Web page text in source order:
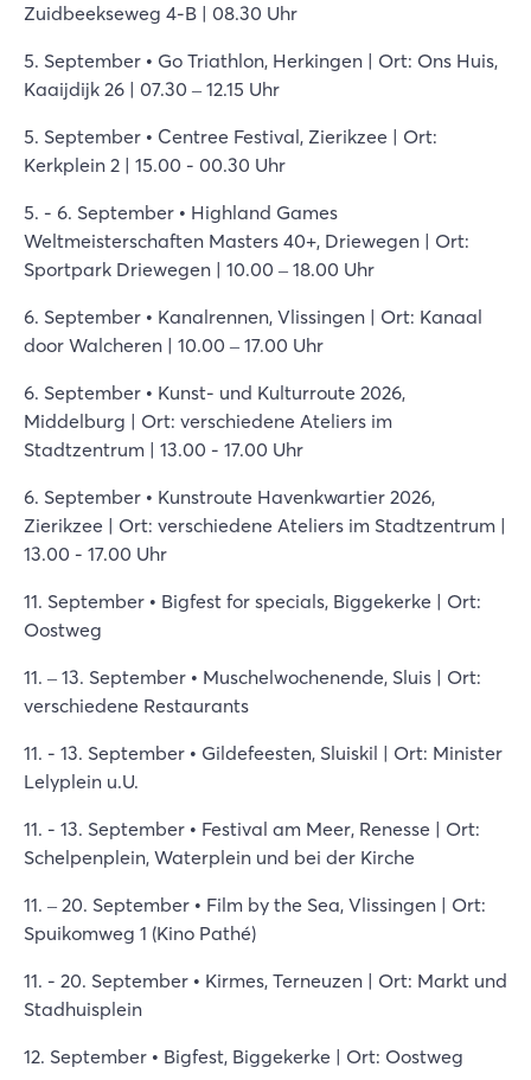
Zuidbeekseweg 4-B | 08.30 Uhr
5. September • Go Triathlon, Herkingen | Ort: Ons Huis,
Kaaijdijk 26 | 07.30 – 12.15 Uhr
5. September • Centree Festival, Zierikzee | Ort:
Kerkplein 2 | 15.00 - 00.30 Uhr
5. - 6. September • Highland Games
Weltmeisterschaften Masters 40+, Driewegen | Ort:
Sportpark Driewegen | 10.00 – 18.00 Uhr
6. September • Kanalrennen, Vlissingen | Ort: Kanaal
door Walcheren | 10.00 – 17.00 Uhr
6. September • Kunst- und Kulturroute 2026,
Middelburg | Ort: verschiedene Ateliers im
Stadtzentrum | 13.00 - 17.00 Uhr
6. September • Kunstroute Havenkwartier 2026,
Zierikzee | Ort: verschiedene Ateliers im Stadtzentrum |
13.00 - 17.00 Uhr
11. September • Bigfest for specials, Biggekerke | Ort:
Oostweg
11. – 13. September • Muschelwochenende, Sluis | Ort:
verschiedene Restaurants
11. - 13. September • Gildefeesten, Sluiskil | Ort: Minister
Lelyplein u.U.
11. - 13. September • Festival am Meer, Renesse | Ort:
Schelpenplein, Waterplein und bei der Kirche
11. – 20. September • Film by the Sea, Vlissingen | Ort:
Spuikomweg 1 (Kino Pathé)
11. - 20. September • Kirmes, Terneuzen | Ort: Markt und
Stadhuisplein
12. September • Bigfest, Biggekerke | Ort: Oostweg